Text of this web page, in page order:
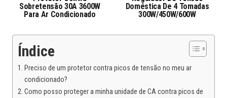
Sobretensão 30A 3600W
Para Ar Condicionado
Doméstica De 4 Tomadas
300W/450W/600W
Índice
Preciso de um protetor contra picos de tensão no meu ar
condicionado?
Como posso proteger a minha unidade de CA contra picos de